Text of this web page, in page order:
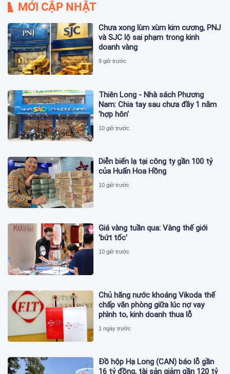
MỚI CẬP NHẬT
Chưa xong lùm xùm kim cương, PNJ
và SJC lộ sai phạm trong kinh
doanh vàng
9 giờ trước
Thiên Long - Nhà sách Phương
Nam: Chia tay sau chưa đầy 1 năm
'hợp hôn'
10 giờ trước
Diễn biến lạ tại công ty gần 100 tỷ
của Huấn Hoa Hồng
10 giờ trước
Giá vàng tuần qua: Vàng thế giới
'bứt tốc'
10 giờ trước
Chủ hãng nước khoáng Vikoda thế
chấp văn phòng giữa lúc nợ vay
phình to, kinh doanh thua lỗ
1 ngày trước
Đồ hộp Hạ Long (CAN) báo lỗ gần
16 tỷ đồng, tài sản giảm gần 120 tỷ